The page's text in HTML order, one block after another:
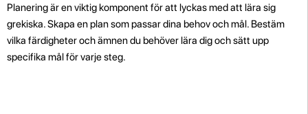
Planering är en viktig komponent för att lyckas med att lära sig
grekiska. Skapa en plan som passar dina behov och mål. Bestäm
vilka färdigheter och ämnen du behöver lära dig och sätt upp
specifika mål för varje steg.